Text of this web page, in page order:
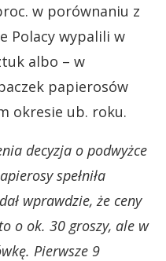
w porównaniu z
Polacy wypalili w
albo – w
papierosów
okresie ub. roku.
decyzja o podwyżce
spełniła
wprawdzie, że ceny
o ok. 30 groszy, ale w
Pierwsze 9